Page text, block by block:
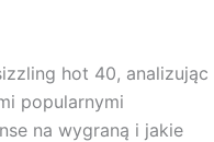
hot 40, analizując
popularnymi
na wygraną i jakie